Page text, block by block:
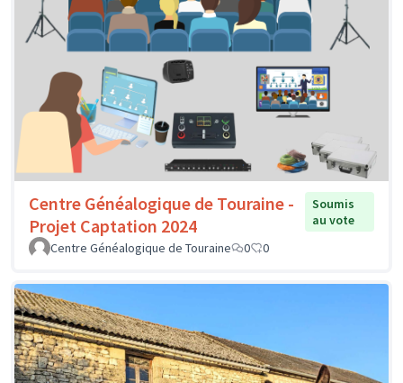
Centre Généalogique de Touraine -
Projet Captation 2024
Soumis
au vote
Centre Généalogique de Touraine
0 0